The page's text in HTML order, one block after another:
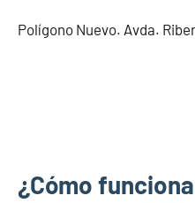
Polígono Nuevo. Avda.
¿Cómo